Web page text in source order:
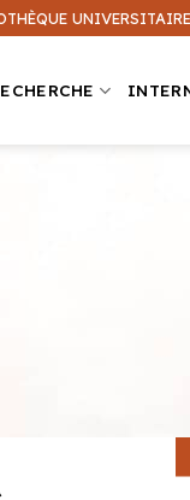
UNIVERSITAIRE
Que